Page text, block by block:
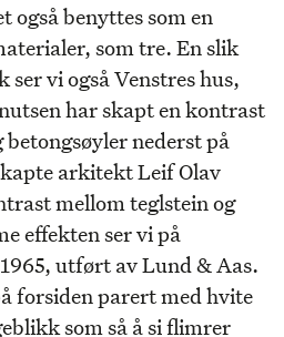
også benyttes som en
som tre. En slik
vi også Venstres hus,
har skapt en kontrast
nederst på
arkitekt Leif Olav
mellom teglstein og
effekten ser vi på
utført av Lund & Aas.
forsiden parert med hvite
som så å si flimrer